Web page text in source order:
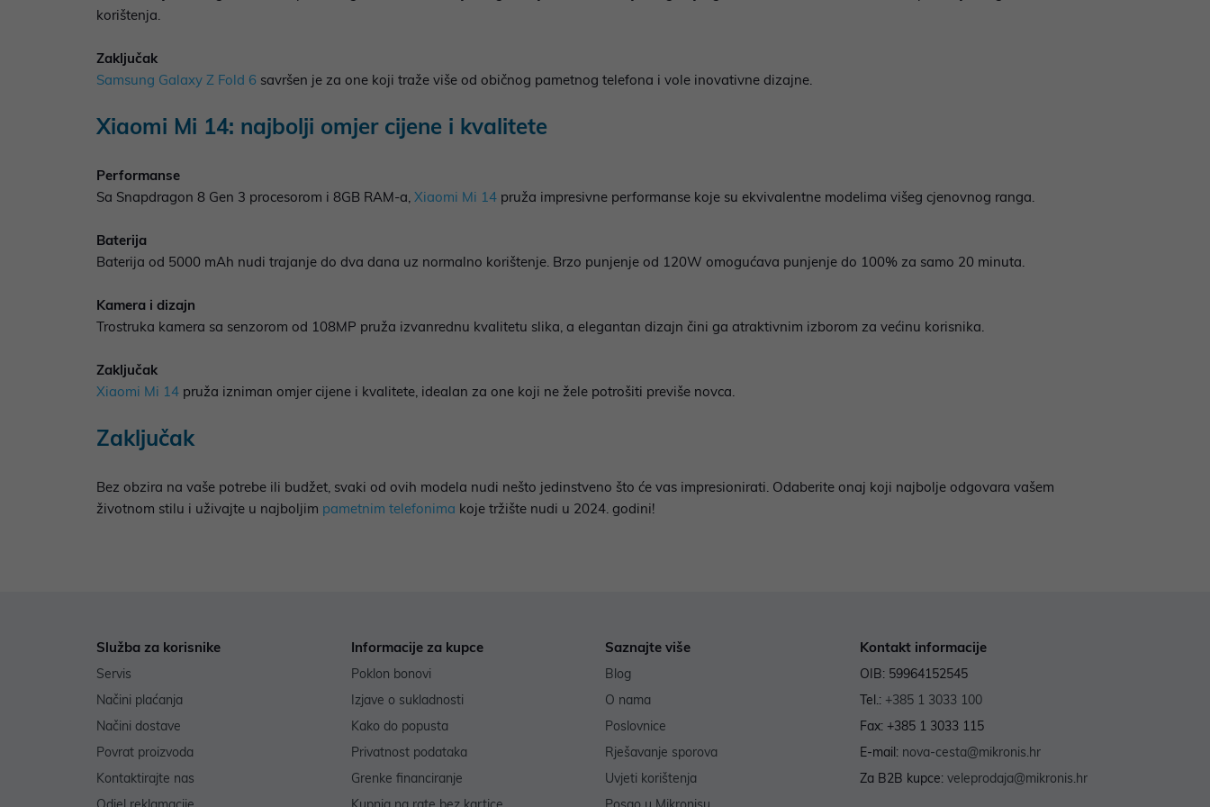
korištenja.
Zaključak
Samsung Galaxy Z Fold 6 savršen je za one koji traže više od običnog pametnog telefona i vole inovativne dizajne.
Xiaomi Mi 14: najbolji omjer cijene i kvalitete
Performanse
Sa Snapdragon 8 Gen 3 procesorom i 8GB RAM-a, Xiaomi Mi 14 pruža impresivne performanse koje su ekvivalentne modelima višeg cjenovnog ranga.
Baterija
Baterija od 5000 mAh nudi trajanje do dva dana uz normalno korištenje. Brzo punjenje od 120W omogućava punjenje do 100% za samo 20 minuta.
Kamera i dizajn
Trostruka kamera sa senzorom od 108MP pruža izvanrednu kvalitetu slika, a elegantan dizajn čini ga atraktivnim izborom za većinu korisnika.
Zaključak
Xiaomi Mi 14 pruža izniman omjer cijene i kvalitete, idealan za one koji ne žele potrošiti previše novca.
Zaključak
Bez obzira na vaše potrebe ili budžet, svaki od ovih modela nudi nešto jedinstveno što će vas impresionirati. Odaberite onaj koji najbolje odgovara vašem
životnom stilu i uživajte u najboljim pametnim telefonima koje tržište nudi u 2024. godini!
Služba za korisnike
Servis
Načini plaćanja
Načini dostave
Povrat proizvoda
Kontaktirajte nas
Informacije za kupce
Poklon bonovi
Izjave o sukladnosti
Kako do popusta
Privatnost podataka
Grenke financiranje
Saznajte više
Blog
O nama
Poslovnice
Rješavanje sporova
Uvjeti korištenja
Kontakt informacije
OIB: 59964152545
Tel.: +385 1 3033 100
Fax: +385 1 3033 115
E-mail: nova-cesta@mikronis.hr
Za B2B kupce: veleprodaja@mikronis.hr